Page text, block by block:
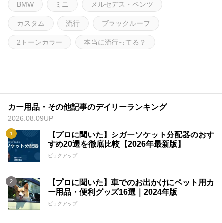
BMW ミニ メルセデス・ベンツ
カスタム 流行 ブラックルーフ
2トーンカラー 本当に流行ってる？
カー用品・その他記事のデイリーランキング
2026.08.09UP
【プロに聞いた】シガーソケット分配器のおす
すめ20選を徹底比較【2026年最新版】
ピックアップ
【プロに聞いた】車でのお出かけにペット用カ
ー用品・便利グッズ16選｜2024年版
ピックアップ